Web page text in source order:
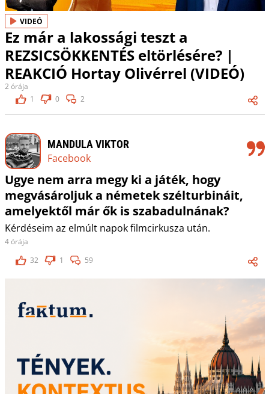
VIDEÓ
Ez már a lakossági teszt a
REZSICSÖKKENTÉS eltörlésére? |
REAKCIÓ Hortay Olivérrel (VIDEÓ)
2 órája
1
0 2
MANDULA VIKTOR
Facebook
Ugye nem arra megy ki a játék, hogy
megvásároljuk a németek szélturbináit,
amelyektől már ők is szabadulnának?
Kérdéseim az elmúlt napok filmcirkusza után.
4 órája
32
1 59